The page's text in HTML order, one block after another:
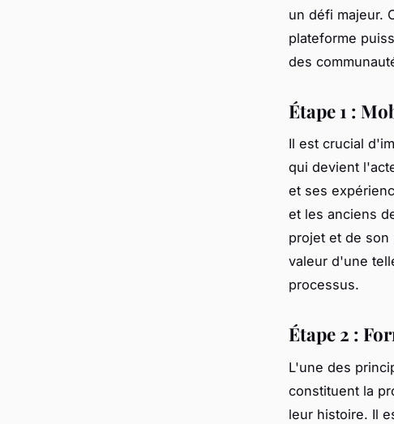
un défi majeur.
plateforme
des
Étape 1 :
Il est crucial
qui devient
et ses
et les anciens
projet et de son
valeur d'une
processus.
Étape 2 :
L'une des
constituent la
leur histoire. Il